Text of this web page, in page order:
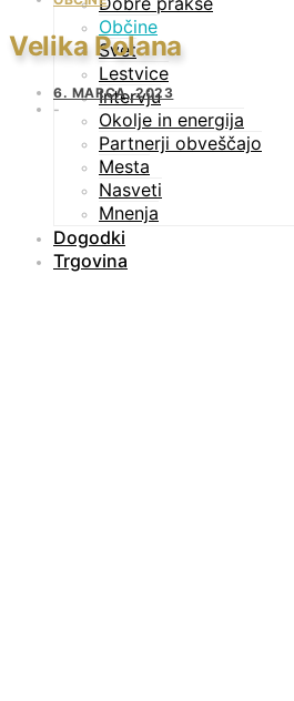
Občine
Svet
Lestvice
Intervju
Okolje in energija
Partnerji obveščajo
Mesta
Nasveti
Mnenja
Dogodki
Trgovina
Velika Polana
6. MARCA, 2023